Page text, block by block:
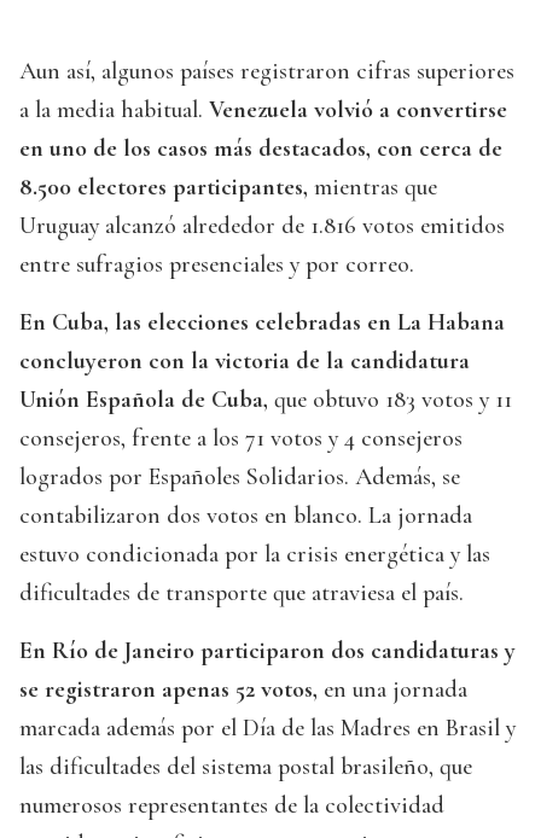
Aun así, algunos países registraron cifras superiores
a la media habitual. Venezuela volvió a convertirse
en uno de los casos más destacados, con cerca de
8.500 electores participantes, mientras que
Uruguay alcanzó alrededor de 1.816 votos emitidos
entre sufragios presenciales y por correo.
En Cuba, las elecciones celebradas en La Habana
concluyeron con la victoria de la candidatura
Unión Española de Cuba, que obtuvo 183 votos y 11
consejeros, frente a los 71 votos y 4 consejeros
logrados por Españoles Solidarios. Además, se
contabilizaron dos votos en blanco. La jornada
estuvo condicionada por la crisis energética y las
dificultades de transporte que atraviesa el país.
En Río de Janeiro participaron dos candidaturas y
se registraron apenas 52 votos, en una jornada
marcada además por el Día de las Madres en Brasil y
las dificultades del sistema postal brasileño, que
numerosos representantes de la colectividad